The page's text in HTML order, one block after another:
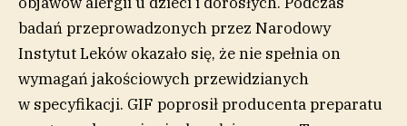
badań przeprowadzonych przez Narodowy
Instytut Leków okazało się, że nie spełnia on
wymagań jakościowych przewidzianych
w specyfikacji. GIF poprosił producenta preparatu